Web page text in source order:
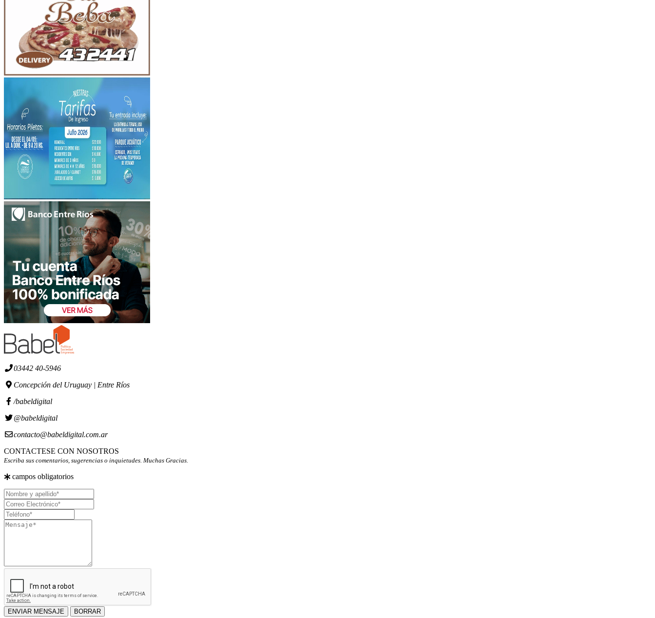
03442 40-5946
Concepción del Uruguay | Entre Ríos
/babeldigital
@babeldigital
contacto@babeldigital.com.ar
CONTACTESE CON NOSOTROS
Escriba sus comentarios, sugerencias o inquietudes. Muchas Gracias.
campos obligatorios
Nombre
y
apellido
Correo
Electrónico
Teléfono
Mensaje
ENVIAR MENSAJE BORRAR